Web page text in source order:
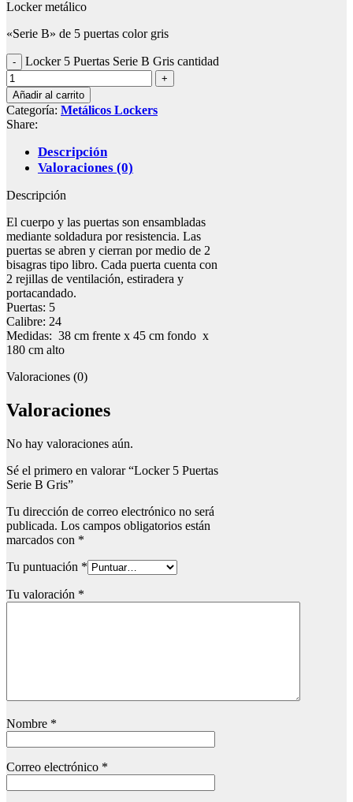
Locker metálico
«Serie B» de 5 puertas color gris
Locker 5 Puertas Serie B Gris cantidad
Añadir al carrito
Categoría: Metálicos Lockers
Share:
Descripción
Valoraciones (0)
Descripción
El cuerpo y las puertas son ensambladas
mediante soldadura por resistencia. Las
puertas se abren y cierran por medio de 2
bisagras tipo libro. Cada puerta cuenta con
2 rejillas de ventilación, estiradera y
portacandado.
Puertas: 5
Calibre: 24
Medidas: 38 cm frente x 45 cm fondo x
180 cm alto
Valoraciones (0)
Valoraciones
No hay valoraciones aún.
Sé el primero en valorar “Locker 5 Puertas
Serie B Gris”
Tu dirección de correo electrónico no será
publicada. Los campos obligatorios están
marcados con *
Tu puntuación *
Tu valoración *
Nombre *
Correo electrónico *